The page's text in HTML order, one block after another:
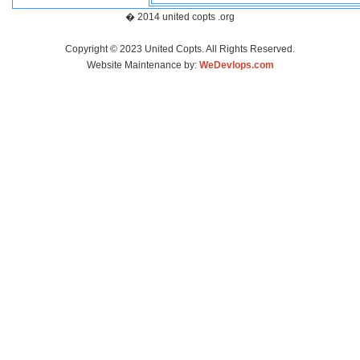
� 2014 united copts .org
Copyright © 2023 United Copts. All Rights Reserved.
Website Maintenance by: WeDevlops.com